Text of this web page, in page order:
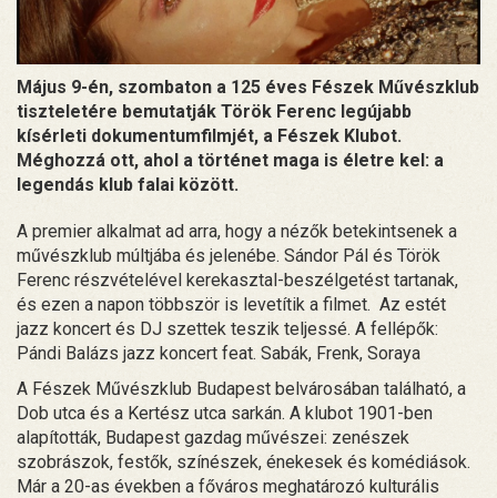
Május 9-én, szombaton a 125 éves Fészek Művészklub
tiszteletére bemutatják Török Ferenc legújabb
kísérleti dokumentumfilmjét, a Fészek Klubot.
Méghozzá ott, ahol a történet maga is életre kel: a
legendás klub falai között.
A premier alkalmat ad arra, hogy a nézők betekintsenek a
művészklub múltjába és jelenébe. Sándor Pál és Török
Ferenc részvételével kerekasztal-beszélgetést tartanak,
és ezen a napon többször is levetítik a filmet. Az estét
jazz koncert és DJ szettek teszik teljessé. A fellépők:
Pándi Balázs jazz koncert feat. Sabák, Frenk, Soraya
A Fészek Művészklub Budapest belvárosában található, a
Dob utca és a Kertész utca sarkán. A klubot 1901-ben
alapították, Budapest gazdag művészei: zenészek
szobrászok, festők, színészek, énekesek és komédiások.
Már a 20-as években a főváros meghatározó kulturális